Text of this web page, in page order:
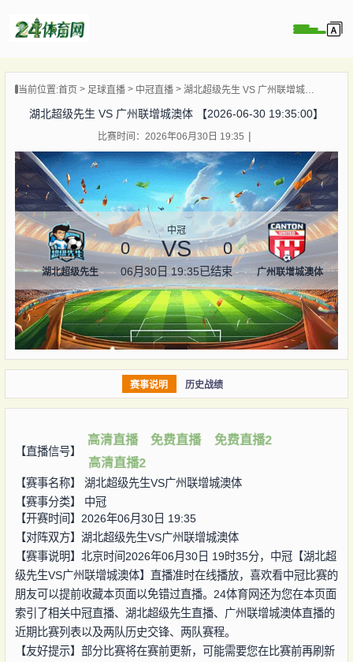
播
播
播
当前位置:首页 足球直播 中冠直播 湖北超级先生 VS 广州联增城澳体 【2026-06-30 19:35:00】
湖北超级先生 VS 广州联增城澳体 【2026-06-30 19:35:00】
比赛时间：2026年06月30日 19:35
湖北超级先生
中冠
0 VS 0
06月30日 19:35已结束 广州联增城澳体
赛事说明 历史战绩
【直播信号】
高清直播 免费直播
免费直播2
高清直播2
【赛事名称】 湖北超级先生VS广州联增城澳体
【赛事分类】 中冠
【开赛时间】2026年06月30日 19:35
【对阵双方】 湖北超级先生VS广州联增城澳体
【赛事说明】北京时间2026年06月30日 19时35分，中冠【湖北超
级先生VS广州联增城澳体】直播准时在线播放，喜欢看中冠比赛的
朋友可以提前收藏本页面以免错过直播。24体育网还为您在本页面
索引了相关中冠直播、湖北超级先生直播、广州联增城澳体直播的
近期比赛列表以及两队历史交锋、两队赛程。
【友好提示】部分比赛将在赛前更新，可能需要您在比赛前再刷新